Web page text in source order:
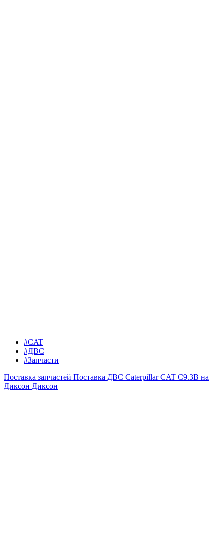
#CAT
#ДВС
#Запчасти
Поставка запчастей Поставка ДВС Caterpillar CAT C9.3B на
Диксон Диксон